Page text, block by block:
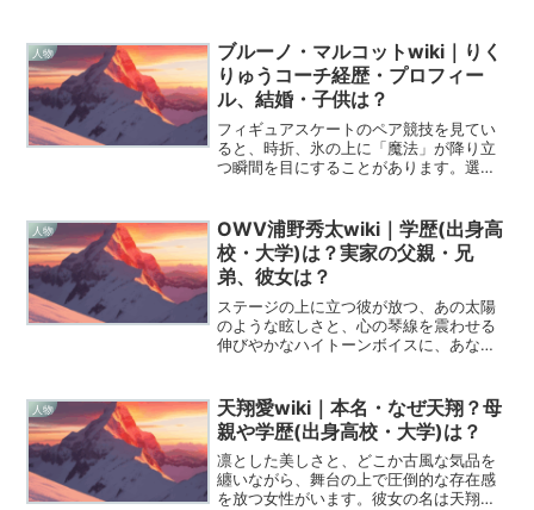
れっぱなしです。今回は、今ネットで彼
女を検索している皆...
人物
ブルーノ・マルコットwiki｜りく
りゅうコーチ経歴・プロフィー
ル、結婚・子供は？
フィギュアスケートのペア競技を見てい
ると、時折、氷の上に「魔法」が降り立
つ瞬間を目にすることがあります。選手
その奇跡のような輝きをリンクの傍らで
見守り、慈しみ、時に熱い...
人物
OWV浦野秀太wiki｜学歴(出身高
校・大学)は？実家の父親・兄
弟、彼女は？
ステージの上に立つ彼が放つ、あの太陽
のような眩しさと、心の琴線を震わせる
伸びやかなハイトーンボイスに、あなた
カルとして、そしてお茶の間を笑顔にす
る愛すべきキャラクター...
人物
天翔愛wiki｜本名・なぜ天翔？母
親や学歴(出身高校・大学)は？
凛とした美しさと、どこか古風な気品を
纏いながら、舞台の上で圧倒的な存在感
を放つ女性がいます。彼女の名は天翔